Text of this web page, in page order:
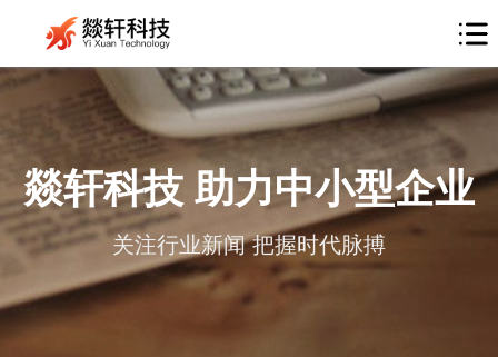
燚轩科技 助力中小型企业
关注行业新闻 把握时代脉搏